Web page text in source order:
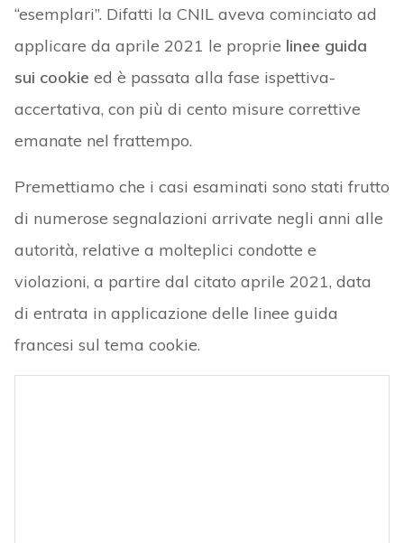
“esemplari”. Difatti la CNIL aveva cominciato ad
applicare da aprile 2021 le proprie linee guida
sui cookie ed è passata alla fase ispettiva-
accertativa, con più di cento misure correttive
emanate nel frattempo.
Premettiamo che i casi esaminati sono stati frutto
di numerose segnalazioni arrivate negli anni alle
autorità, relative a molteplici condotte e
violazioni, a partire dal citato aprile 2021, data
di entrata in applicazione delle linee guida
francesi sul tema cookie.